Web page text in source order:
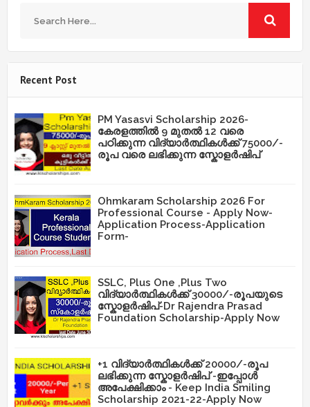
Recent Post
PM Yasasvi Scholarship 2026-
കേരളത്തിൽ 9 മുതൽ 12 വരെ
പഠിക്കുന്ന വിദ്യാർത്ഥികൾക്ക് 75000/-
രൂപ വരെ ലഭിക്കുന്ന സ്കോളർഷിപ്
Ohmkaram Scholarship 2026 For
Professional Course - Apply Now-
Application Process-Application
Form-
SSLC, Plus One ,Plus Two
വിദ്യാർത്ഥികൾക്ക് 30000/-രൂപയുടെ
സ്കോളർഷിപ്-Dr Rajendra Prasad
Foundation Scholarship-Apply Now
+1 വിദ്യാർത്ഥികൾക്ക് 20000/-രൂപ
ലഭിക്കുന്ന സ്കോളർഷിപ് -ഇപ്പോൾ
അപേക്ഷിക്കാം - Keep India Smiling
Scholarship 2021-22-Apply Now